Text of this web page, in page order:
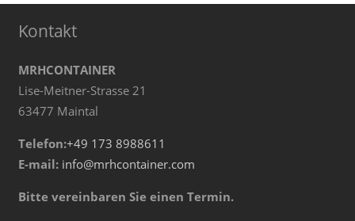
Kontakt
MRHCONTAINER
Lise-Meitner-Strasse 21
63477 Maintal
Telefon:+49 173 8988611
E-mail: info@mrhcontainer.com
Bitte vereinbaren Sie einen Termin.